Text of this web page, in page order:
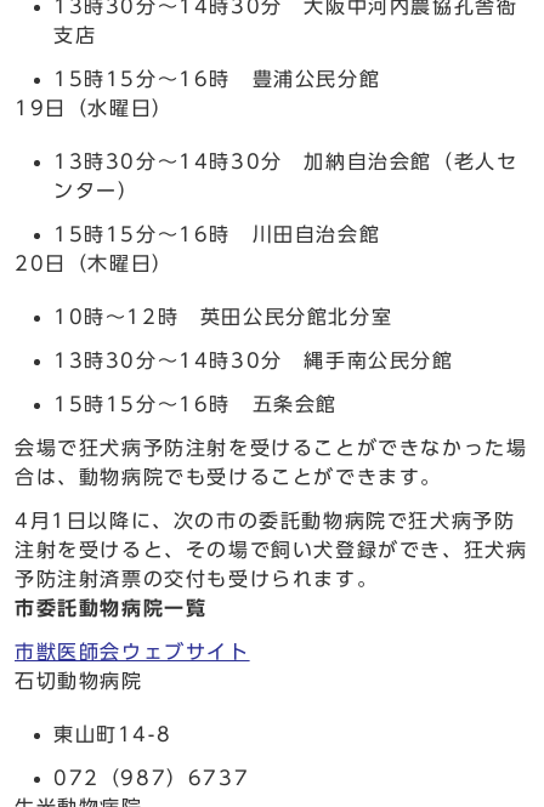
13時30分～14時30分 大阪中河内農協孔舎衙
支店
15時15分～16時 豊浦公民分館
19日（水曜日）
13時30分～14時30分 加納自治会館（老人セ
ンター）
15時15分～16時 川田自治会館
20日（木曜日）
10時～12時 英田公民分館北分室
13時30分～14時30分 縄手南公民分館
15時15分～16時 五条会館
会場で狂犬病予防注射を受けることができなかった場
合は、動物病院でも受けることができます。
4月1日以降に、次の市の委託動物病院で狂犬病予防
注射を受けると、その場で飼い犬登録ができ、狂犬病
予防注射済票の交付も受けられます。
市委託動物病院一覧
市獣医師会ウェブサイト
石切動物病院
東山町14-8
072（987）6737